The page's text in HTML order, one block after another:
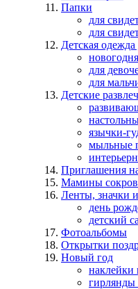
Папки
для
для
Детская
для
для
Детские
язычки-
мыльные
Приглашения
Мамины
Ленты, значки
день
детский
Фотоальбомы
Открытки
Новый год
наклейки
гирлянды